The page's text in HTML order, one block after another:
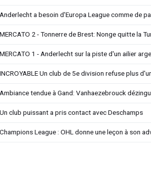
Anderlecht a besoin d'Europa League comme de
MERCATO 2 - Tonnerre de Brest: Nonge quitte la
MERCATO 1 - Anderlecht sur la piste d'un ailier
INCROYABLE Un club de 5e division refuse plus
Ambiance tendue à Gand: Vanhaezebrouck
Un club puissant a pris contact avec Deschamps
Champions League : OHL donne une leçon à son